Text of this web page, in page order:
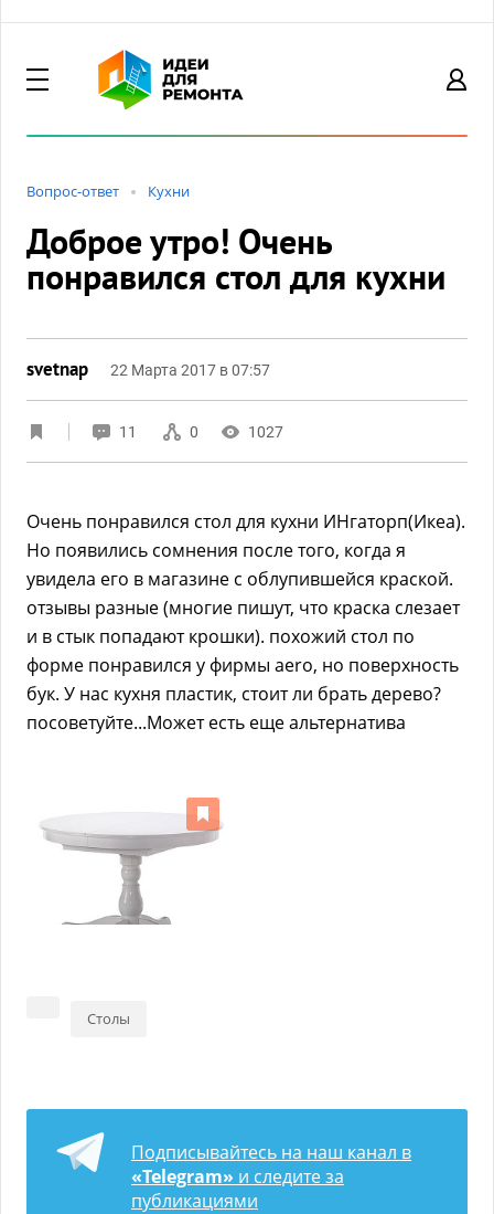
Вопрос-ответ Кухни
Доброе утро! Очень
понравился стол для кухни
svetnap 22 Марта 2017 в 07:57
11 0 1027
Очень понравился стол для кухни ИНгаторп(Икеа).
Но появились сомнения после того, когда я
увидела его в магазине с облупившейся краской.
отзывы разные (многие пишут, что краска слезает
и в стык попадают крошки). похожий стол по
форме понравился у фирмы aero, но поверхность
бук. У нас кухня пластик, стоит ли брать дерево?
посоветуйте...Может есть еще альтернатива
Столы
Подписывайтесь на наш канал в
«Telegram» и следите за
публикациями